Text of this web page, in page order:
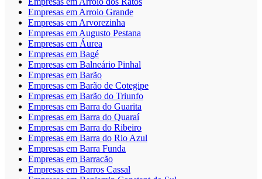
Empresas em Arroio Grande
Empresas em Arvorezinha
Empresas em Augusto Pestana
Empresas em Áurea
Empresas em Bagé
Empresas em Balneário Pinhal
Empresas em Barão
Empresas em Barão de Cotegipe
Empresas em Barão do Triunfo
Empresas em Barra do Guarita
Empresas em Barra do Quaraí
Empresas em Barra do Ribeiro
Empresas em Barra do Rio Azul
Empresas em Barra Funda
Empresas em Barracão
Empresas em Barros Cassal